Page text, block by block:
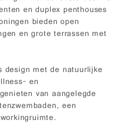
en duplex penthouses
bieden open
en grote terrassen met
design met de natuurlijke
en
van aangelegde
een